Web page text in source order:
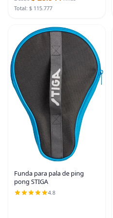
de piscina,
Total: $ 115.777
Funda para pala de ping
pong STIGA
4.8